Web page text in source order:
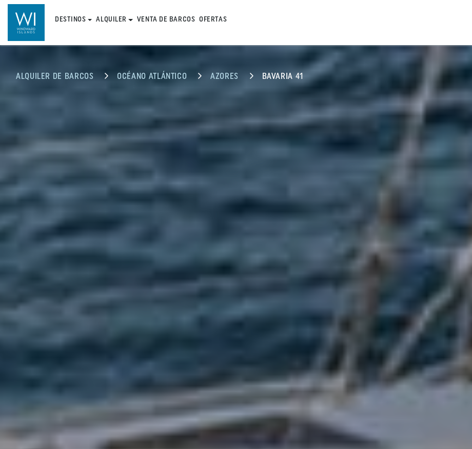
DESTINOS ALQUILER VENTA DE BARCOS OFERTAS
ALQUILER DE BARCOS OCÉANO ATLÁNTICO AZORES BAVARIA 41